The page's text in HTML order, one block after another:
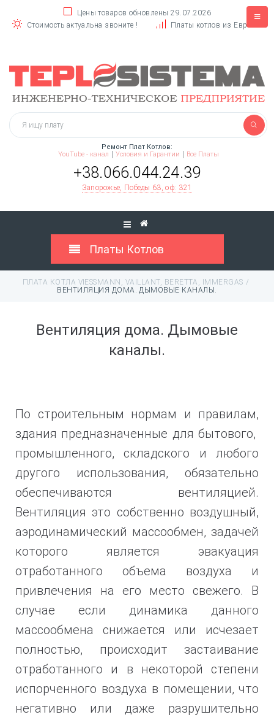
Цены товаров обновлены 29.07.2026
Стоимость актуальна звоните !
Платы котлов из Европы
Ремонт Плат Котлов:
YouTube - канал
Условия и Гарантии Все Платы
+38.066.044.24.39
Запорожье, Победы 63, оф: 321
Платы Котлов
ПЛАТА КОТЛА VIESSMANN, VAILLANT, BERETTA, IMMERGAS /
ВЕНТИЛЯЦИЯ ДОМА. ДЫМОВЫЕ КАНАЛЫ.
Вентиляция дома. Дымовые
каналы.
По строительным нормам и правилам,
здания предназначенные для бытового,
промышленного, складского и любого
другого использования, обязательно
обеспечиваются вентиляцией.
Вентиляция это собственно воздушный,
аэродинамический массообмен, задачей
которого является эвакуация
отработанного объема воздуха и
привлечения на его место свежего. В
случае если динамика данного
массообмена снижается или исчезает
полностью, происходит застаивание
отработанного и в некоторой степени
испорченного воздуха в помещении, что
негативно или даже разрушительно